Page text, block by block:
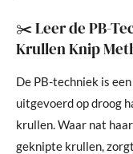
✂️ Leer de PB-
Krullen Knip
De PB-techniek is
uitgevoerd op droog
krullen. Waar nat
geknipte krullen,